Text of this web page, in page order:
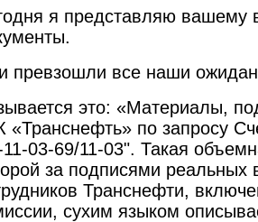
я представляю вашему
превзошли все наши
это: «Материалы,
«Транснефть» по запросу
03-69/11-03". Такая
за подписями реальных
Транснефти,
сухим языком